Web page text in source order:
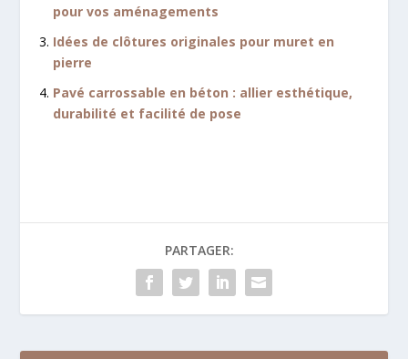
pour vos aménagements
Idées de clôtures originales pour muret en
pierre
Pavé carrossable en béton : allier esthétique,
durabilité et facilité de pose
PARTAGER: